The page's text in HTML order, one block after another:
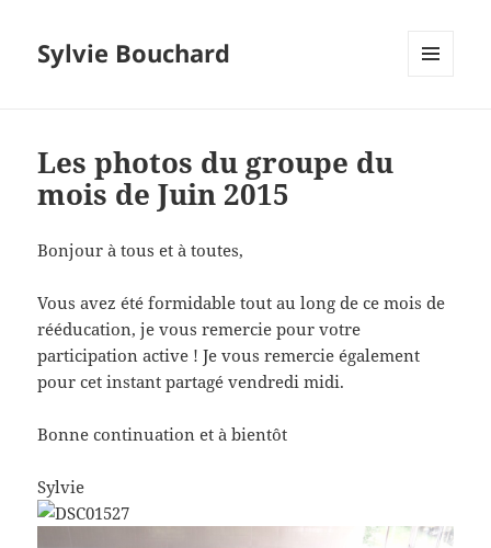
Sylvie Bouchard
Les photos du groupe du
mois de Juin 2015
Bonjour à tous et à toutes,
Vous avez été formidable tout au long de ce mois de
rééducation, je vous remercie pour votre
participation active ! Je vous remercie également
pour cet instant partagé vendredi midi.
Bonne continuation et à bientôt
Sylvie